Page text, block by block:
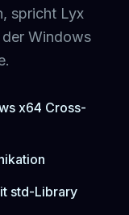
spricht Lyx
Windows
x64 Cross-
std-Library